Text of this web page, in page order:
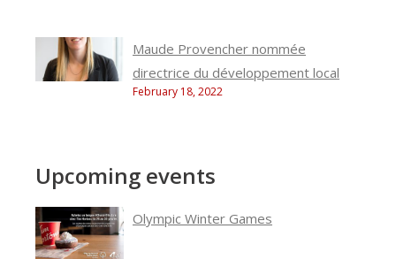
Maude Provencher nommée
directrice du développement local
February 18, 2022
Upcoming events
Olympic Winter Games